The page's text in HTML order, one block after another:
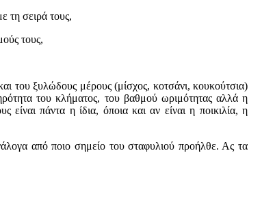
τη σειρά τους,
τους,
του ξυλώδους μέρους (μίσχος, κοτσάνι, κουκούτσια)
του κλήματος, του βαθμού ωριμότητας αλλά η
πάντα η ίδια, όποια και αν είναι η ποικιλία, η
από ποιο σημείο του σταφυλιού προήλθε. Ας τα